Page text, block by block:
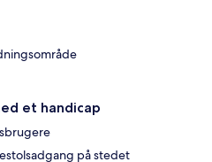
et handicap
på stedet